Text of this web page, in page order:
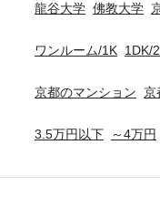
龍谷大学 佛教大学
ワンルーム/1K 1DK/
京都のマンション 京
3.5万円以下 ～4万円